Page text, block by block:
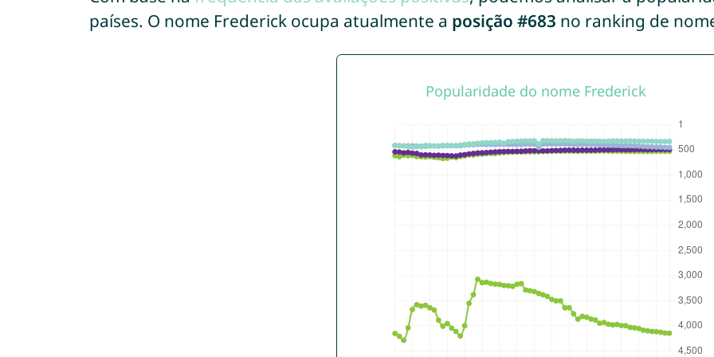
países. O nome Frederick ocupa atualmente a posição #683 no ranking de